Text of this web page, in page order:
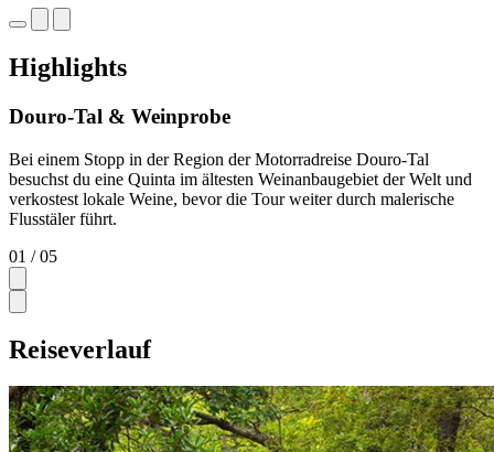
Highlights
Douro-Tal & Weinprobe
Bei einem Stopp in der Region der Motorradreise Douro-Tal
besuchst du eine Quinta im ältesten Weinanbaugebiet der Welt und
verkostest lokale Weine, bevor die Tour weiter durch malerische
Flusstäler führt.
01 / 05
Reiseverlauf